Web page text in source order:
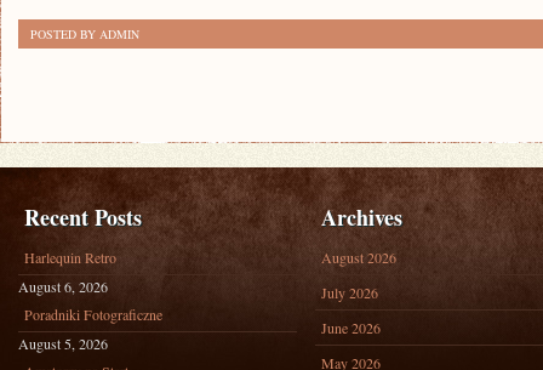
POSTED BY ADMIN
Recent Posts
Harlequin Retro
August 6, 2026
Poradniki Fotograficzne
August 5, 2026
Archives
August 2026
July 2026
June 2026
May 2026